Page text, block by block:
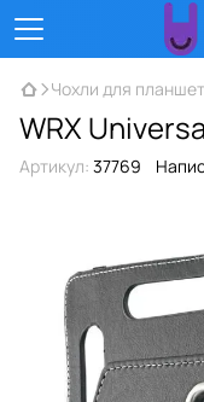
Чохли для
WRX
Артикул: 37769